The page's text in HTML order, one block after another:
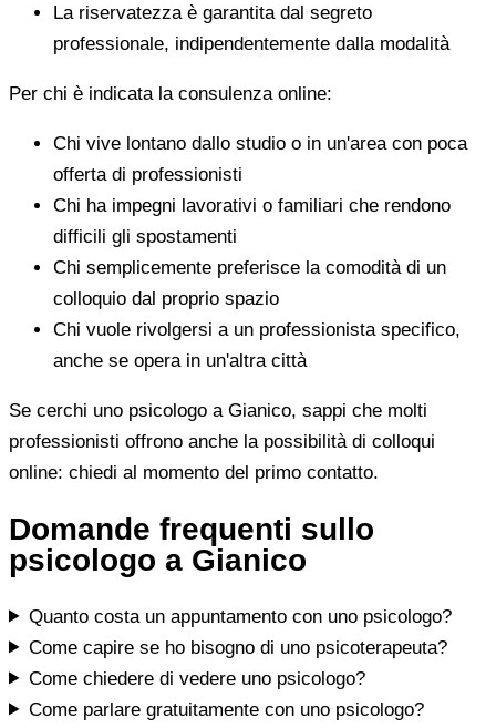
La riservatezza è garantita dal segreto
professionale, indipendentemente dalla modalità
Per chi è indicata la consulenza online:
Chi vive lontano dallo studio o in un'area con poca
offerta di professionisti
Chi ha impegni lavorativi o familiari che rendono
difficili gli spostamenti
Chi semplicemente preferisce la comodità di un
colloquio dal proprio spazio
Chi vuole rivolgersi a un professionista specifico,
anche se opera in un'altra città
Se cerchi uno psicologo a Gianico, sappi che molti
professionisti offrono anche la possibilità di colloqui
online: chiedi al momento del primo contatto.
Domande frequenti sullo
psicologo a Gianico
Quanto costa un appuntamento con uno psicologo?
Come capire se ho bisogno di uno psicoterapeuta?
Come chiedere di vedere uno psicologo?
Come parlare gratuitamente con uno psicologo?